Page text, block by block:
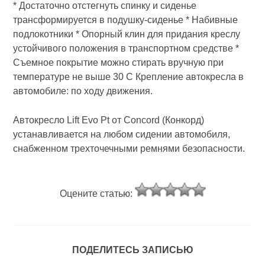
* Достаточно отстегнуть спинку и сиденье
трансформируется в подушку-сиденье * Набивные
подлокотники * Опорный клин для придания креслу
устойчивого положения в транспортном средстве *
Съемное покрытие можно стирать вручную при
температуре не выше 30 С Крепление автокресла в
автомобиле: по ходу движения.
Автокресло Lift Evo Pt от Concord (Конкорд)
устанавливается на любом сидении автомобиля,
снабженном трехточечными ремнями безопасности.
Оцените статью:
ПОДЕЛИТЕСЬ ЗАПИСЬЮ